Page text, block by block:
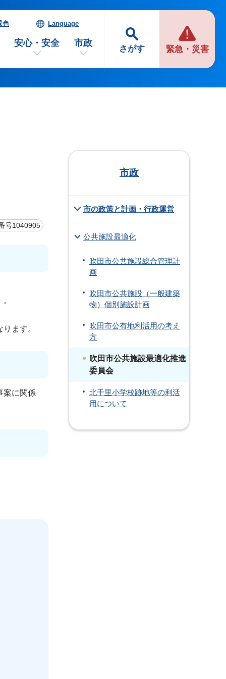
さがす 緊急・災害
色 Language
安心・安全 市政
号1040905
ます。
案に関係
市政
市の政策と計画・行政運営
公共施設最適化
吹田市公共施設総合管理計
画
吹田市公共施設（一般建築
物）個別施設計画
吹田市公有地利活用の考え
方
吹田市公共施設最適化推進
委員会
北千里小学校跡地等の利活
用について